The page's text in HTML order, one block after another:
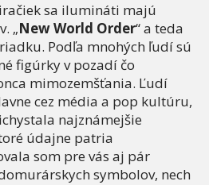
sa ilumináti majú
„New World Order“ a teda
Podľa mnohých ľudí sú
figúrky v pozadí čo
mimozemšťania. Ľudí
cez média a pop kultúru,
najznámejšie
údajne patria
som pre vás aj pár
symbolov, nech